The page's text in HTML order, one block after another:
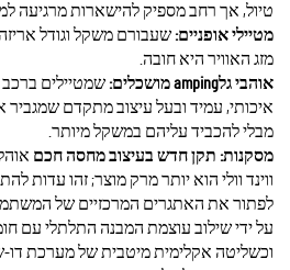
טיול, אך רחב מספיק להישארות מרגיעה
מטיילי אופניים: ​שעבורם משקל וגודל
מזג האוויר היא חובה.
אוהבי גלamping מושכלים:​
שמטיילים
איכותי, עמיד ובעל עיצוב מתקדם
מבלי להכביד עליהם במשקל מיותר.
מסקנות: תקן חדש בעיצוב מחסה חכם
ווינד וולי הוא יותר מרק מוצר; זהו עדות
לפתור את האתגרים המרכזיים של
על ידי שילוב עוצמת המבנה התלתלי עם
וכשליטה אקלימית מיטבית של מערכת